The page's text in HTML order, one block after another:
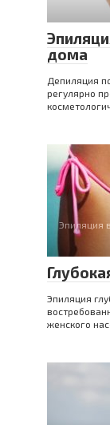
дома
Депиляция
регулярно
Эпиляция
Эпиляция
женского